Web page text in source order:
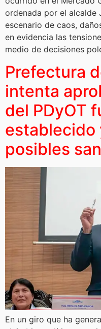
ordenada por el alcalde
escenario de caos,
en evidencia las
medio de decisiones
Prefectura
intenta
del PDyOT
establecido
posibles
En un giro que ha